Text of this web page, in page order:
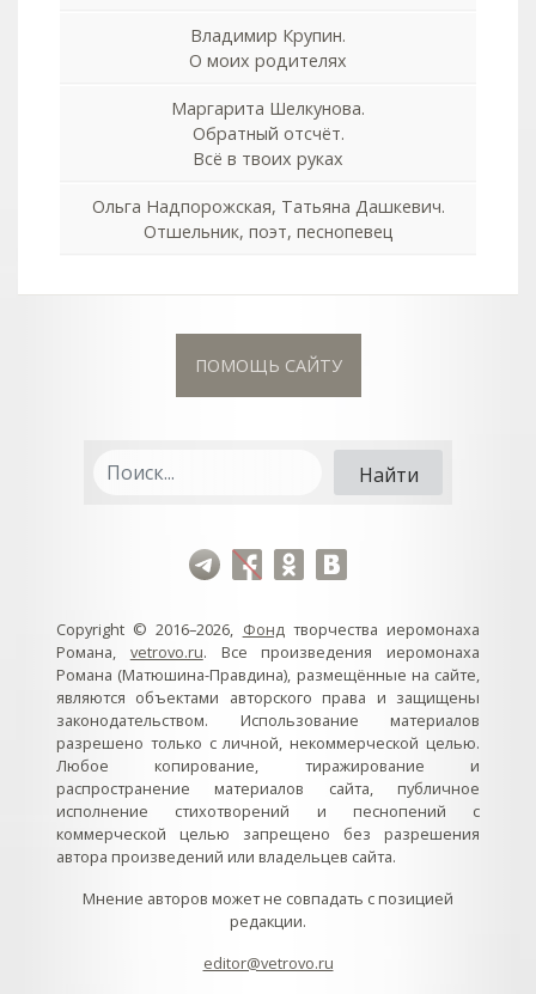
Владимир Крупин.
О моих родителях
Маргарита Шелкунова.
Обратный отсчёт.
Всё в твоих руках
Ольга Надпорожская, Татьяна Дашкевич.
Отшельник, поэт, песнопевец
ПОМОЩЬ САЙТУ
Copyright © 2016–2026, Фонд творчества иеромонаха
Романа, vetrovo.ru. Все произведения иеромонаха
Романа (Матюшина-Правдина), размещённые на сайте,
являются объектами авторского права и защищены
законодательством. Использование материалов
разрешено только с личной, некоммерческой целью.
Любое копирование, тиражирование и
распространение материалов сайта, публичное
исполнение стихотворений и песнопений с
коммерческой целью запрещено без разрешения
автора произведений или владельцев сайта.
Мнение авторов может не совпадать с позицией
редакции.
editor@vetrovo.ru